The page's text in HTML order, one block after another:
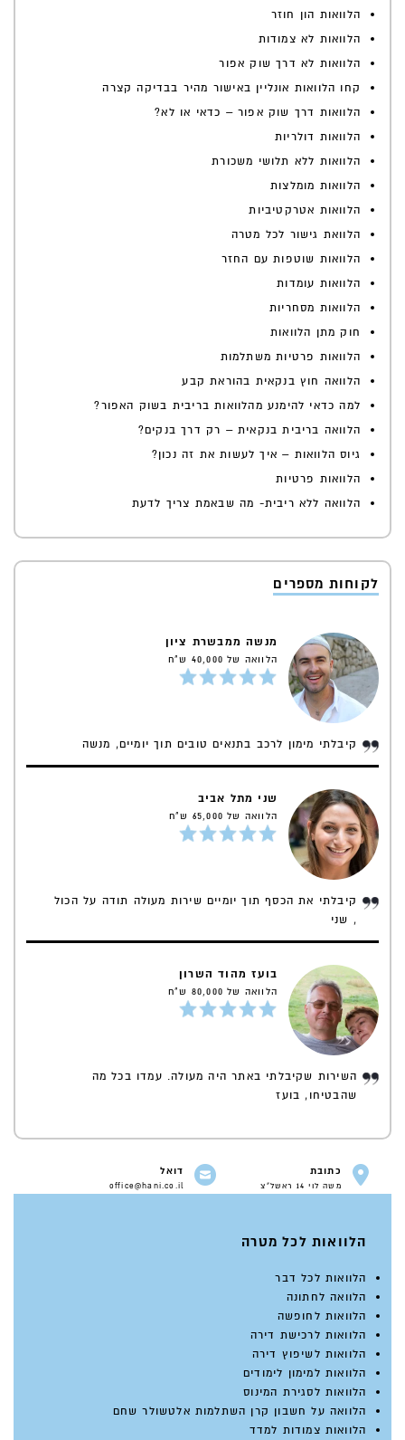
הלוואות הון חוזר
הלוואות לא צמודות
הלוואות לא דרך שוק אפור
קחו הלוואות אונליין באישור מהיר בבדיקה קצרה
הלוואות דרך שוק אפור – כדאי או לא?
הלוואות דולריות
הלוואות ללא תלושי משכורת
הלוואות מומלצות
הלוואות אטרקטיביות
הלוואת גישור לכל מטרה
הלוואות שוטפות עם החזר
הלוואות עומדות
הלוואות מסחריות
חוק מתן הלוואות
הלוואות פרטיות משתלמות
הלוואה חוץ בנקאית בהוראת קבע
למה כדאי להימנע מהלוואות בריבית בשוק האפור?
הלוואה בריבית בנקאית – רק דרך בנקים?
גיוס הלוואות – איך לעשות את זה נכון?
הלוואות פרטיות
הלוואה ללא ריבית- מה שבאמת צריך לדעת
לקוחות מספרים
מנשה ממבשרת ציון
הלוואה של 40,000 ש"ח
קיבלתי מימון לרכב בתנאים טובים תוך יומיים, מנשה
שני מתל אביב
הלוואה של 65,000 ש"ח
קיבלתי את הכסף תוך יומיים שירות מעולה תודה על הכול
, שני
בועז מהוד השרון
הלוואה של 80,000 ש"ח
השירות שקיבלתי באתר היה מעולה. עמדו בכל מה
שהבטיחו, בועז
כתובת
משה לוי 14 ראשל"צ
דואל
office@hani.co.il
הלוואות לכל מטרה
הלוואות לכל דבר
הלוואה לחתונה
הלוואות לחופשה
הלוואות לרכישת דירה
הלוואות לשיפוץ דירה
הלוואות למימון לימודים
הלוואות לסגירת המינוס
הלוואה על חשבון קרן השתלמות אלטשולר שחם
הלוואות צמודות למדד